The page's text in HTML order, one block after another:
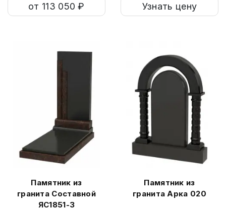
от 113 050 ₽ Узнать цену
Памятник из
гранита Составной
ЯС1851-3
Памятник из
гранита Арка 020